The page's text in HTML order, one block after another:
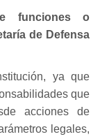
funciones o
de Defensa
ya que
que
acciones de
legales,